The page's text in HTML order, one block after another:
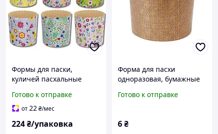
Формы для паски,
куличей пасхальные
Цветы 2 серия / 50 шт/уп
Готово к отправке
от22₴/мес
224₴/упаковка
Форма для пасхи
одноразовая, бумажные
куличей 110x85 (300 г)
Готово к отправке
6₴